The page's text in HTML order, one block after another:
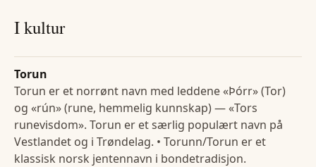
I kultur
Torun
Torun er et norrønt navn med leddene «Þórr» (Tor)
og «rún» (rune, hemmelig kunnskap) — «Tors
runevisdom». Torun er et særlig populært navn på
Vestlandet og i Trøndelag. • Torunn/Torun er et
klassisk norsk jentennavn i bondetradisjon.